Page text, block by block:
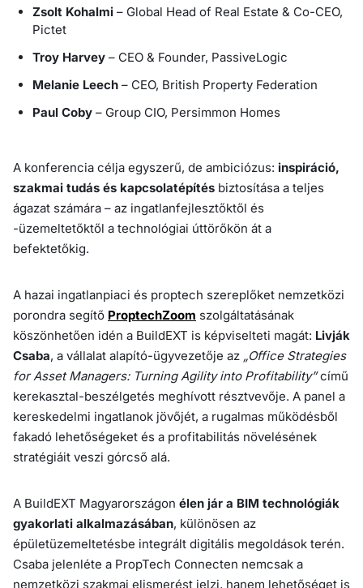
Zsolt Kohalmi – Global Head of Real Estate & Co-CEO,
Pictet
Troy Harvey – CEO & Founder, PassiveLogic
Melanie Leech – CEO, British Property Federation
Paul Coby – Group CIO, Persimmon Homes
A konferencia célja egyszerű, de ambiciózus: inspiráció,
szakmai tudás és kapcsolatépítés biztosítása a teljes
ágazat számára – az ingatlanfejlesztőktől és
-üzemeltetőktől a technológiai úttörőkön át a
befektetőkig.
A hazai ingatlanpiaci és proptech szereplőket nemzetközi
porondra segítő ProptechZoom szolgáltatásának
köszönhetően idén a BuildEXT is képviselteti magát: Livják
Csaba, a vállalat alapító-ügyvezetője az „Office Strategies
for Asset Managers: Turning Agility into Profitability”című
kerekasztal-beszélgetés meghívott résztvevője. A panel a
kereskedelmi ingatlanok jövőjét, a rugalmas működésből
fakadó lehetőségeket és a profitabilitás növelésének
stratégiáit veszi górcső alá.
A BuildEXT Magyarországon élen jár a BIM technológiák
gyakorlati alkalmazásában, különösen az
épületüzemeltetésbe integrált digitális megoldások terén.
Csaba jelenléte a PropTech Connecten nemcsak a
nemzetközi szakmai elismerést jelzi, hanem lehetőséget is